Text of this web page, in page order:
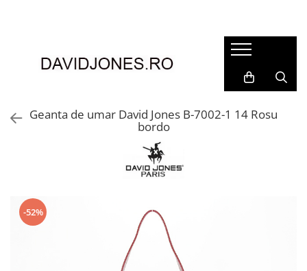
Accesorii
Genti din piele
Cizme si botine
Mocasini si balerini
Geanta de umar David Jones B-7002-1 14 Rosu
bordo
-52%